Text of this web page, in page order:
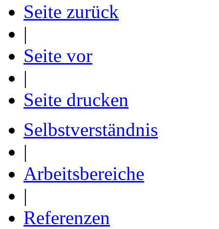
Seite zurück
|
Seite vor
|
Seite drucken
Selbstverständnis
|
Arbeitsbereiche
|
Referenzen